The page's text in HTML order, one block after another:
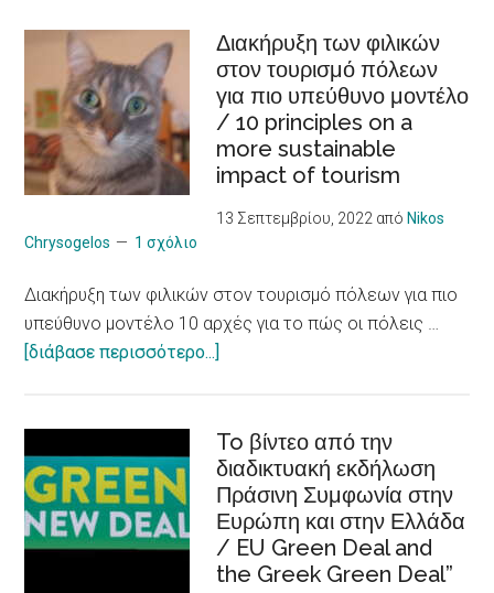
επιχειρηματικότητας
για
νεαρούς
φροντιστές
ατόμων
με
χρόνια
/
Social
of
people
with
chronic
Illness
Διακήρυξη των φιλικών
στον τουρισμό πόλεων
για πιο υπεύθυνο μοντέλο
/ 10 principles on a
more sustainable
impact of tourism
13 Σεπτεμβρίου, 2022 από Nikos
Chrysogelos
1 σχόλιο
Διακήρυξη των φιλικών στον τουρισμό πόλεων για πιο
υπεύθυνο μοντέλο 10 αρχές για το πώς οι πόλεις …
[διάβασε περισσότερο...]
φιλικών
στον
τουρισμό
πόλεων
για
πιο
To βίντεο από την
διαδικτυακή εκδήλωση
Πράσινη Συμφωνία στην
Ευρώπη και στην Ελλάδα
/ EU Green Deal and
the Greek Green Deal”